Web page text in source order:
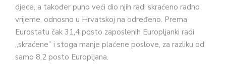
djece, a također puno veći dio njih radi skraćeno radno
vrijeme, od­nosno u Hrvatskoj na određeno. Prema
Eurostatu čak 31,4 posto zaposle­nih Europljanki radi
„skraćene” i stoga manje plaćene poslove, za razliku od
samo 8,2 posto Europljana.